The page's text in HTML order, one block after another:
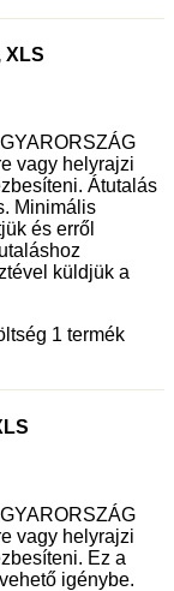
XLS
vagy helyrajzi
Átutalás
Minimális
és erről
küldjük a
1 termék
vagy helyrajzi
Ez a
igénybe.